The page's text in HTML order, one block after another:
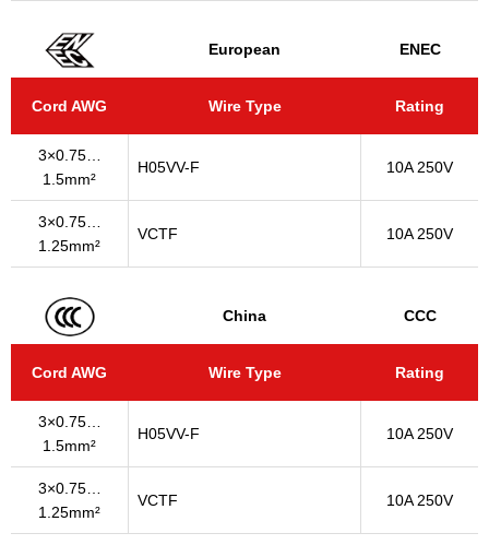
European ENEC
Cord AWG Wire Type Rating
3×0.75…
1.5mm²
H05VV-F 10A 250V
3×0.75…
1.25mm²
VCTF 10A 250V
China CCC
Cord AWG Wire Type Rating
3×0.75…
1.5mm²
H05VV-F 10A 250V
3×0.75…
1.25mm²
VCTF 10A 250V